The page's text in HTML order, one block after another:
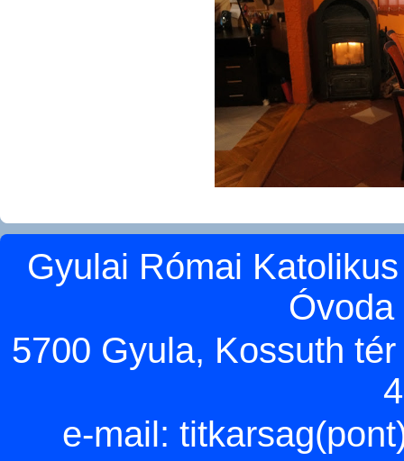
Gyulai Római
5700 Gyula, Kossuth
e-mail: